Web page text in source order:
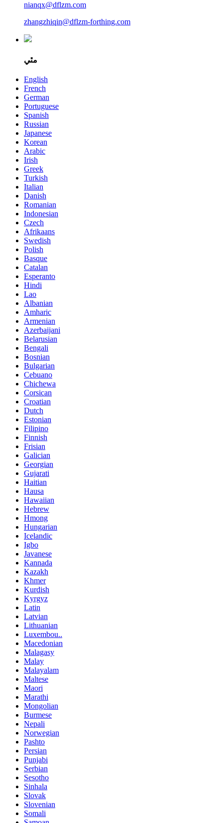
nianqx@dflzm.com
zhangzhiqin@dflzm-forthing.com
مٿي
English
French
German
Portuguese
Spanish
Russian
Japanese
Korean
Arabic
Irish
Greek
Turkish
Italian
Danish
Romanian
Indonesian
Czech
Afrikaans
Swedish
Polish
Basque
Catalan
Esperanto
Hindi
Lao
Albanian
Amharic
Armenian
Azerbaijani
Belarusian
Bengali
Bosnian
Bulgarian
Cebuano
Chichewa
Corsican
Croatian
Dutch
Estonian
Filipino
Finnish
Frisian
Galician
Georgian
Gujarati
Haitian
Hausa
Hawaiian
Hebrew
Hmong
Hungarian
Icelandic
Igbo
Javanese
Kannada
Kazakh
Khmer
Kurdish
Kyrgyz
Latin
Latvian
Lithuanian
Luxembou..
Macedonian
Malagasy
Malay
Malayalam
Maltese
Maori
Marathi
Mongolian
Burmese
Nepali
Norwegian
Pashto
Persian
Punjabi
Serbian
Sesotho
Sinhala
Slovak
Slovenian
Somali